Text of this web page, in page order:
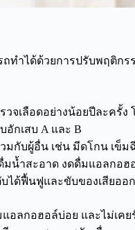
ถทำได้ด้วยการปรับพฤติก
จเลือดอย่างน้อยปีละครั้ง
อักเสบ A และ B
มกับผู้อื่น เช่น มีดโกน เข็
มน้ำสะอาด งดดื่มแอลกอฮ
ได้ฟื้นฟูและขับของเสียออ
อลกอฮอล์บ่อย และไม่เค